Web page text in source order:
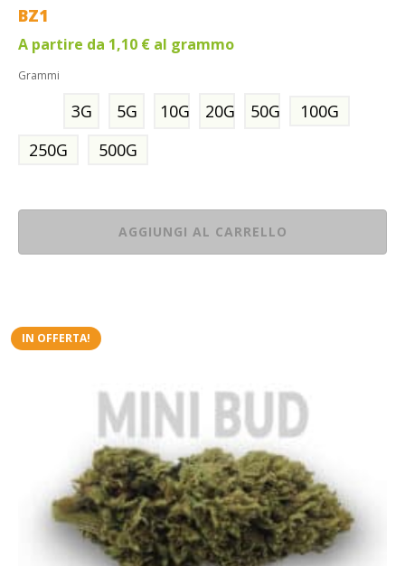
BZ1
A partire da 1,10 € al grammo
Grammi
3G 5G 10G 20G 50G
100G
250G
500G
AGGIUNGI AL CARRELLO
IN OFFERTA!